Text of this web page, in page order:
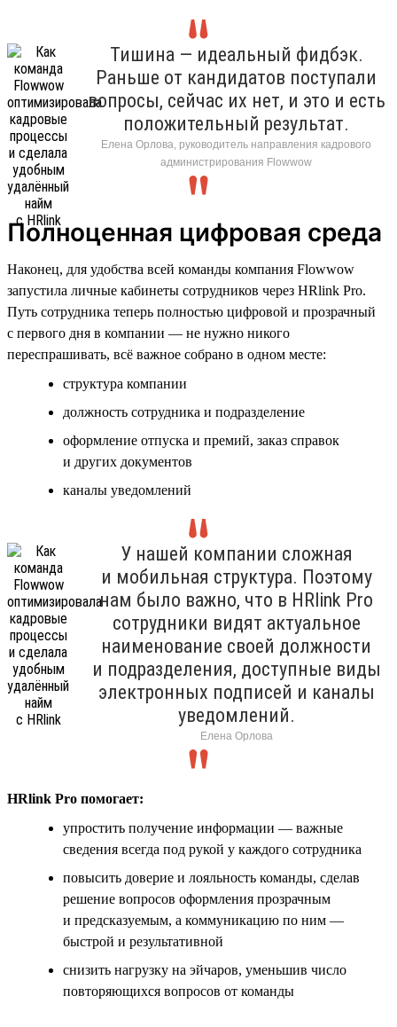
Тишина — идеальный фидбэк.
Раньше от кандидатов поступали
вопросы, сейчас их нет, и это и есть
положительный результат.
Елена Орлова, руководитель направления кадрового
администрирования Flowwow
Полноценная цифровая среда
Наконец, для удобства всей команды компания Flowwow
запустила личные кабинеты сотрудников через HRlink Pro.
Путь сотрудника теперь полностью цифровой и прозрачный
с первого дня в компании — не нужно никого
переспрашивать, всё важное собрано в одном месте:
структура компании
должность сотрудника и подразделение
оформление отпуска и премий, заказ справок
и других документов
каналы уведомлений
У нашей компании сложная
и мобильная структура. Поэтому
нам было важно, что в HRlink Pro
сотрудники видят актуальное
наименование своей должности
и подразделения, доступные виды
электронных подписей и каналы
уведомлений.
Елена Орлова
HRlink Pro помогает:
упростить получение информации — важные
сведения всегда под рукой у каждого сотрудника
повысить доверие и лояльность команды, сделав
решение вопросов оформления прозрачным
и предсказуемым, а коммуникацию по ним —
быстрой и результативной
снизить нагрузку на эйчаров, уменьшив число
повторяющихся вопросов от команды